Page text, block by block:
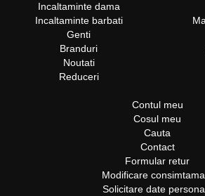
Incaltaminte dama
Incaltaminte barbati
Genti
Branduri
Noutati
Reduceri
Contul meu
Cosul meu
Cauta
Contact
Formular retur
Modificare
Solicitare date